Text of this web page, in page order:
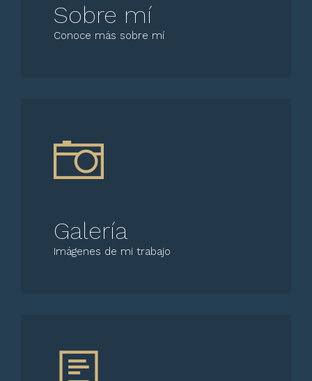
Sobre mí
Conoce más sobre mí
Galería
Imágenes de mi trabajo